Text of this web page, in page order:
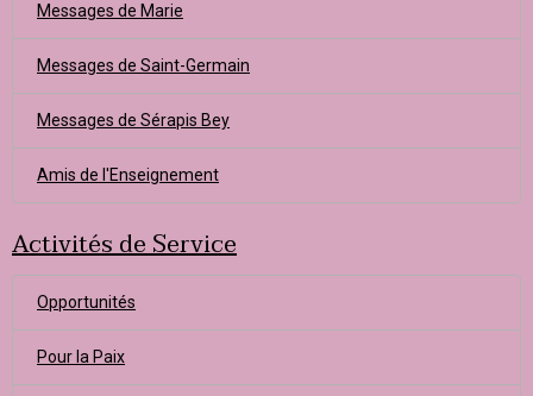
Messages de Marie
Messages de Saint-Germain
Messages de Sérapis Bey
Amis de l'Enseignement
Activités de Service
Opportunités
Pour la Paix